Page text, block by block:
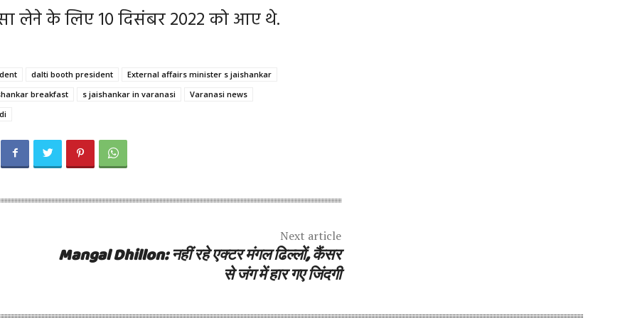
लेने के लिए 10 दिसंबर 2022 को आए थे.
dalti booth president
External affairs minister s jaishankar
breakfast
s jaishankar in varanasi
Varanasi news
Next article
Mangal Dhillon: नहीं रहे एक्टर मंगल ढिल्लों, कैंसर
से जंग में हार गए जिंदगी